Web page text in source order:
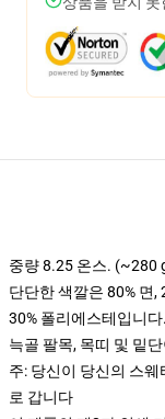
중량 8.25 온스. (~280
단단한 색깔은 80% 면,
30% 폴리에스테입니
늑골 팔목, 목띠 및 밑
주: 당신이 당신의 스
로 갑니다